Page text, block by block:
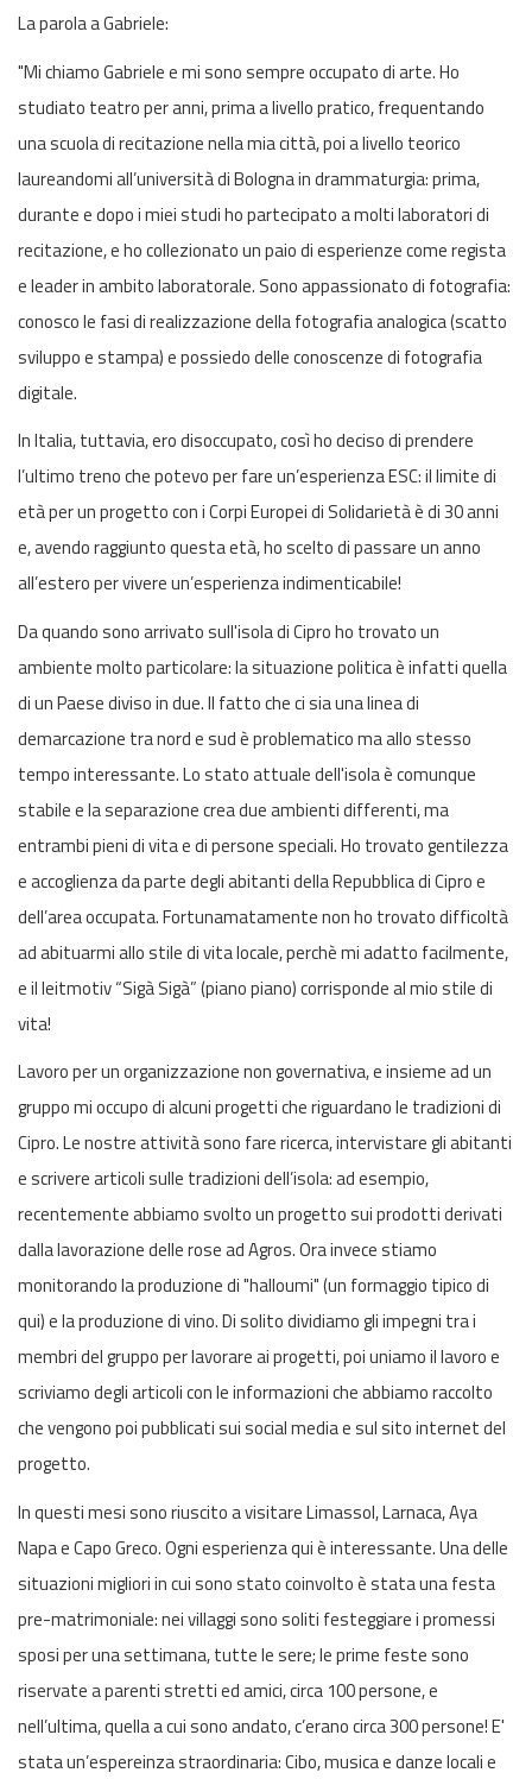
La parola a Gabriele:
"Mi chiamo Gabriele e mi sono sempre occupato di arte. Ho
studiato teatro per anni, prima a livello pratico, frequentando
una scuola di recitazione nella mia città, poi a livello teorico
laureandomi all’università di Bologna in drammaturgia: prima,
durante e dopo i miei studi ho partecipato a molti laboratori di
recitazione, e ho collezionato un paio di esperienze come regista
e leader in ambito laboratorale. Sono appassionato di fotografia:
conosco le fasi di realizzazione della fotografia analogica (scatto
sviluppo e stampa) e possiedo delle conoscenze di fotografia
digitale.
In Italia, tuttavia, ero disoccupato, così ho deciso di prendere
l’ultimo treno che potevo per fare un’esperienza ESC: il limite di
età per un progetto con i Corpi Europei di Solidarietà è di 30 anni
e, avendo raggiunto questa età, ho scelto di passare un anno
all’estero per vivere un’esperienza indimenticabile!
Da quando sono arrivato sull'isola di Cipro ho trovato un
ambiente molto particolare: la situazione politica è infatti quella
di un Paese diviso in due. Il fatto che ci sia una linea di
demarcazione tra nord e sud è problematico ma allo stesso
tempo interessante. Lo stato attuale dell'isola è comunque
stabile e la separazione crea due ambienti differenti, ma
entrambi pieni di vita e di persone speciali. Ho trovato gentilezza
e accoglienza da parte degli abitanti della Repubblica di Cipro e
dell’area occupata. Fortunamatamente non ho trovato difficoltà
ad abituarmi allo stile di vita locale, perchè mi adatto facilmente,
e il leitmotiv “Sigà Sigà” (piano piano) corrisponde al mio stile di
vita!
Lavoro per un organizzazione non governativa, e insieme ad un
gruppo mi occupo di alcuni progetti che riguardano le tradizioni di
Cipro. Le nostre attività sono fare ricerca, intervistare gli abitanti
e scrivere articoli sulle tradizioni dell’isola: ad esempio,
recentemente abbiamo svolto un progetto sui prodotti derivati
dalla lavorazione delle rose ad Agros. Ora invece stiamo
monitorando la produzione di "halloumi" (un formaggio tipico di
qui) e la produzione di vino. Di solito dividiamo gli impegni tra i
membri del gruppo per lavorare ai progetti, poi uniamo il lavoro e
scriviamo degli articoli con le informazioni che abbiamo raccolto
che vengono poi pubblicati sui social media e sul sito internet del
progetto.
In questi mesi sono riuscito a visitare Limassol, Larnaca, Aya
Napa e Capo Greco. Ogni esperienza qui è interessante. Una delle
situazioni migliori in cui sono stato coinvolto è stata una festa
pre-matrimoniale: nei villaggi sono soliti festeggiare i promessi
sposi per una settimana, tutte le sere; le prime feste sono
riservate a parenti stretti ed amici, circa 100 persone, e
nell’ultima, quella a cui sono andato, c’erano circa 300 persone! E'
stata un’espereinza straordinaria: Cibo, musica e danze locali e